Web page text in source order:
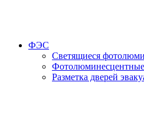
ФЭС
Светящиеся
Разметка дверей